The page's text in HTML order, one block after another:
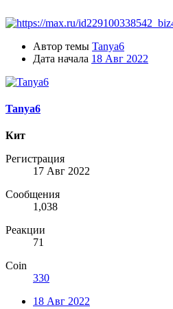
Автор темы Tanya6
Дата начала 18 Авг 2022
Tanya6
Кит
Регистрация
17 Авг 2022
Сообщения
1,038
Реакции
71
Coin
330
18 Авг 2022